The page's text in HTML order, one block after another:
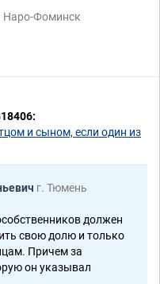
Наро-Фоминск
и сыном, если один из
г. Тюмень
должен
свою долю и только
Причем за
он указывал